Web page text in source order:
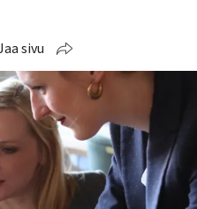
sivu